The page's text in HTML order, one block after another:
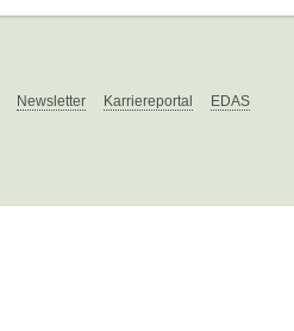
Newsletter Karriereportal EDAS